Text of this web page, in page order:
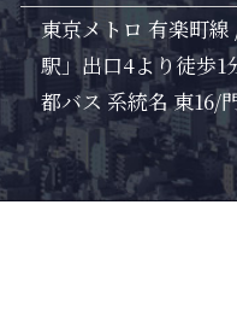
東京メトロ 有楽町
駅」出口4より徒歩1
都バス 系統名 東16/